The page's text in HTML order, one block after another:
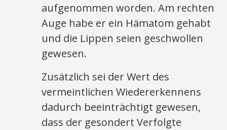
aufgenommen worden. Am rechten
Auge habe er ein Hämatom gehabt
und die Lippen seien geschwollen
gewesen.
Zusätzlich sei der Wert des
vermeintlichen Wiedererkennens
dadurch beeinträchtigt gewesen,
dass der gesondert Verfolgte